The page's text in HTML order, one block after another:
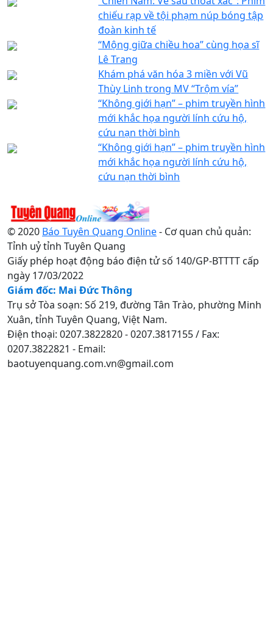
chiếu rạp về tội phạm núp bóng tập
đoàn kinh tế
“Mộng giữa chiều hoa” cùng họa sĩ
Lê Trang
Khám phá văn hóa 3 miền với Vũ
Thùy Linh trong MV “Trộm vía”
“Không giới hạn” – phim truyền hình
mới khắc họa người lính cứu hộ,
cứu nạn thời bình
“Không giới hạn” – phim truyền hình
mới khắc họa người lính cứu hộ,
cứu nạn thời bình
© 2020 Báo Tuyên Quang Online- Cơ quan chủ quản:
Tỉnh uỷ tỉnh Tuyên Quang
Giấy phép hoạt động báo điện tử số 140/GP-BTTTT cấp
ngày 17/03/2022
Giám đốc: Mai Đức Thông
Trụ sở Tòa soạn: Số 219, đường Tân Trào, phường Minh
Xuân, tỉnh Tuyên Quang, Việt Nam.
Điện thoại: 0207.3822820 - 0207.3817155 / Fax:
0207.3822821 - Email:
baotuyenquang.com.vn@gmail.com